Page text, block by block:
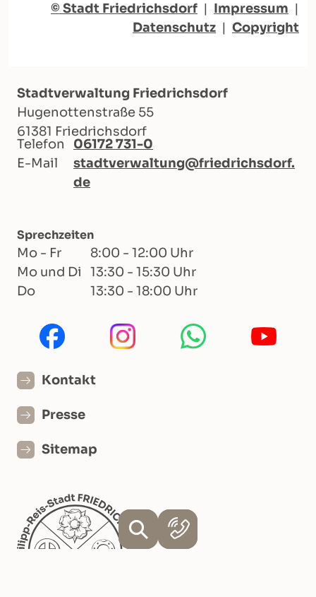
© Stadt Friedrichsdorf | Impressum |
Datenschutz | Copyright
Stadtverwaltung Friedrichsdorf
Hugenottenstraße 55
61381 Friedrichsdorf
Telefon
06172 731-0
E-Mail
stadtverwaltung@friedrichsdorf.
de
Sprechzeiten
Mo - Fr
8:00 - 12:00 Uhr
Mo und Di
13:30 - 15:30 Uhr
Do
13:30 - 18:00 Uhr
Kontakt
Presse
Sitemap